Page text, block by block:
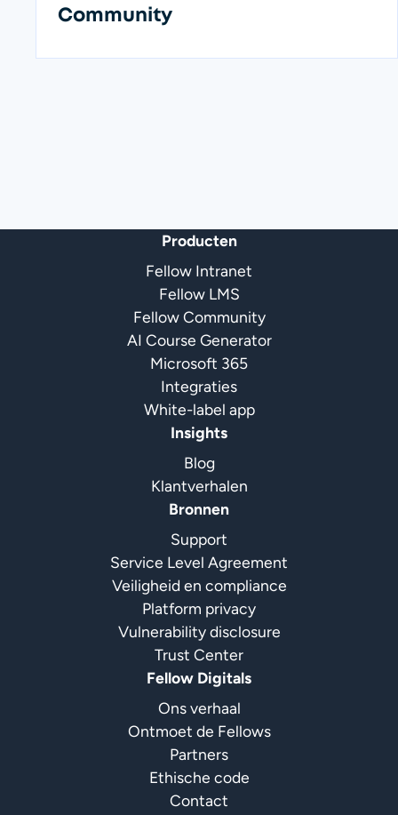
Community
Producten
Fellow Intranet
Fellow LMS
Fellow Community
AI Course Generator
Microsoft 365
Integraties
White-label app
Insights
Blog
Klantverhalen
Bronnen
Support
Service Level Agreement
Veiligheid en compliance
Platform privacy
Vulnerability disclosure
Trust Center
Fellow Digitals
Ons verhaal
Ontmoet de Fellows
Partners
Ethische code
Contact